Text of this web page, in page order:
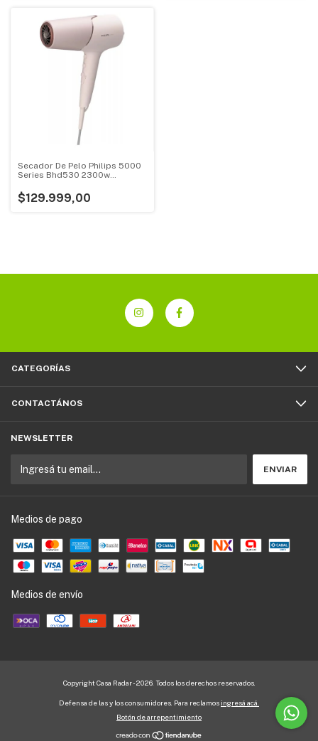
Secador De Pelo Philips 5000
Series Bhd530 2300w
$129.999,00
CATEGORÍAS
CONTACTÁNOS
NEWSLETTER
Medios de pago
Medios de envío
Copyright Casa Radar - 2026. Todos los derechos reservados.
Defensa de las y los consumidores. Para reclamos ingresá acá.
Botón de arrepentimiento